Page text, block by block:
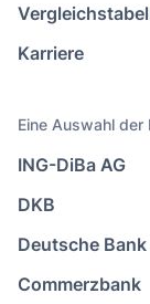
Karriere
Eine Auswahl der
ING-DiBa AG
DKB
Deutsche Bank
Commerzbank